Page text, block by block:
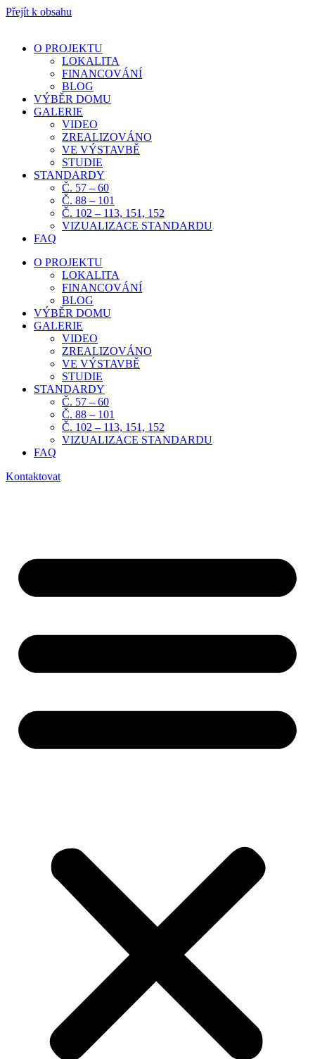
Přejít k obsahu
O PROJEKTU
LOKALITA
FINANCOVÁNÍ
BLOG
VÝBĚR DOMU
GALERIE
VIDEO
ZREALIZOVÁNO
VE VÝSTAVBĚ
STUDIE
STANDARDY
Č. 57 – 60
Č. 88 – 101
Č. 102 – 113, 151, 152
VIZUALIZACE STANDARDU
FAQ
O PROJEKTU
LOKALITA
FINANCOVÁNÍ
BLOG
VÝBĚR DOMU
GALERIE
VIDEO
ZREALIZOVÁNO
VE VÝSTAVBĚ
STUDIE
STANDARDY
Č. 57 – 60
Č. 88 – 101
Č. 102 – 113, 151, 152
VIZUALIZACE STANDARDU
FAQ
Kontaktovat